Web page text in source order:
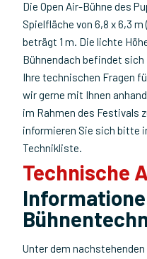
Die Open Air-Bühne des
Spielfläche von 6,8 x 6,3
beträgt 1 m. Die lichte
Bühnendach befindet sich
Ihre technischen Fragen
wir gerne mit Ihnen
im Rahmen des Festivals
informieren Sie sich bitte
Technikliste.
Technische
Unter dem